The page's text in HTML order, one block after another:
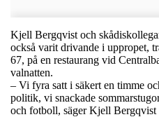
Kjell Bergqvist och
också varit drivande i uppropet,
67, på en restaurang vid
valnatten.
– Vi fyra satt i säkert en timme
politik, vi snackade
och fotboll, säger Kjell Bergqvist